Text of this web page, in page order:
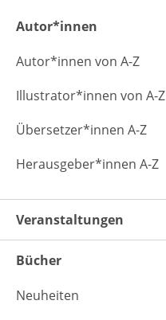
Autor*innen
Autor*innen von A-Z
Illustrator*innen von A-Z
Übersetzer*innen A-Z
Herausgeber*innen A-Z
Veranstaltungen
Bücher
Neuheiten